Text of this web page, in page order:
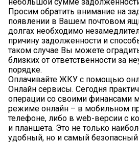
Просим обратить внимание на
появлении в Вашем почтовом
долгах необходимо
причину задолженности и
таком случае Вы можете
близких от ответственности за
порядке.
Оплачивайте ЖКУ с помощью
Онлайн сервисы. Сегодня
операции со своими финансами
режиме онлайн – в мобильном
телефоне, либо в web-версии с
и планшета. Это не только
удобный, но и самый безопасный